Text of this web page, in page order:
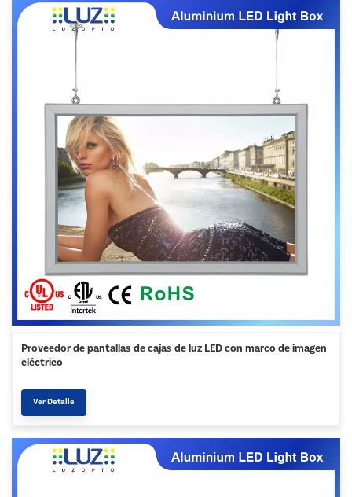
Proveedor de pantallas de cajas de luz LED con marco de imagen
eléctrico
Ver Detalle